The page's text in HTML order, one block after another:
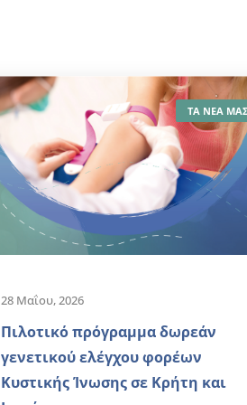
ΤΑ ΝΕΑ
28 Μαΐου, 2026
Πιλοτικό πρόγραμμα δωρεάν
γενετικού ελέγχου φορέων
Κυστικής Ίνωσης σε Κρήτη και